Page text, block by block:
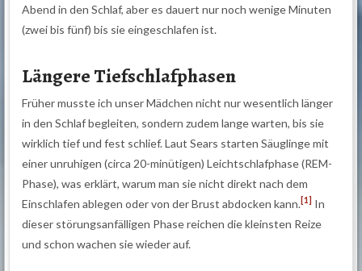
Abend in den Schlaf, aber es dauert nur noch wenige Minuten
(zwei bis fünf) bis sie eingeschlafen ist.
Längere Tiefschlafphasen
Früher musste ich unser Mädchen nicht nur wesentlich länger
in den Schlaf begleiten, sondern zudem lange warten, bis sie
wirklich tief und fest schlief. Laut Sears starten Säuglinge mit
einer unruhigen (circa 20-minütigen) Leichtschlafphase (REM-
Phase), was erklärt, warum man sie nicht direkt nach dem
Einschlafen ablegen oder von der Brust abdocken kann.[1]
In
dieser störungsanfälligen Phase reichen die kleinsten Reize
und schon wachen sie wieder auf.